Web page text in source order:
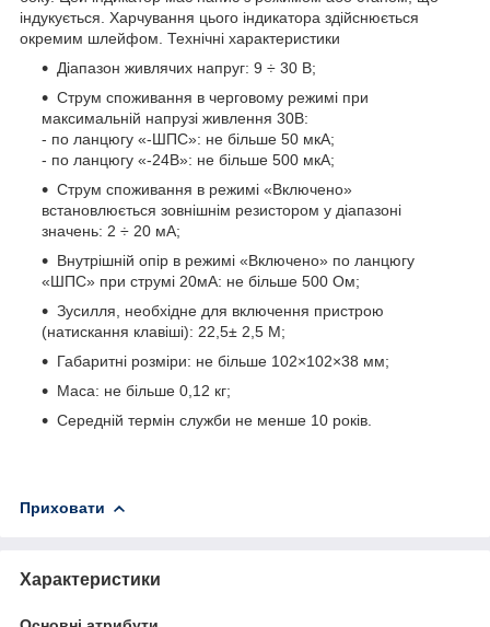
індукується. Харчування цього індикатора здійснюється
окремим шлейфом. Технічні характеристики
Діапазон живлячих напруг: 9 ÷ 30 В;
Струм споживання в черговому режимі при
максимальній напрузі живлення 30В:
- по ланцюгу «-ШПС»: не більше 50 мкА;
- по ланцюгу «-24В»: не більше 500 мкА;
Струм споживання в режимі «Включено»
встановлюється зовнішнім резистором у діапазоні
значень: 2 ÷ 20 мА;
Внутрішній опір в режимі «Включено» по ланцюгу
«ШПС» при струмі 20мА: не більше 500 Ом;
Зусилля, необхідне для включення пристрою
(натискання клавіші): 22,5± 2,5 М;
Габаритні розміри: не більше 102×102×38 мм;
Маса: не більше 0,12 кг;
Середній термін служби не менше 10 років.
Приховати
Характеристики